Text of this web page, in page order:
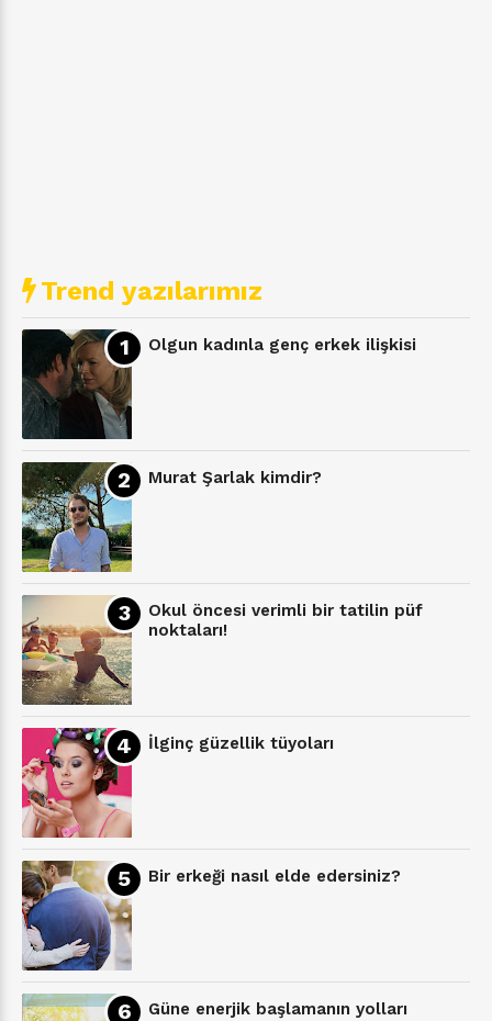
Trend yazılarımız
Olgun kadınla genç erkek ilişkisi
Murat Şarlak kimdir?
Okul öncesi verimli bir tatilin püf
noktaları!
İlginç güzellik tüyoları
Bir erkeği nasıl elde edersiniz?
Güne enerjik başlamanın yolları